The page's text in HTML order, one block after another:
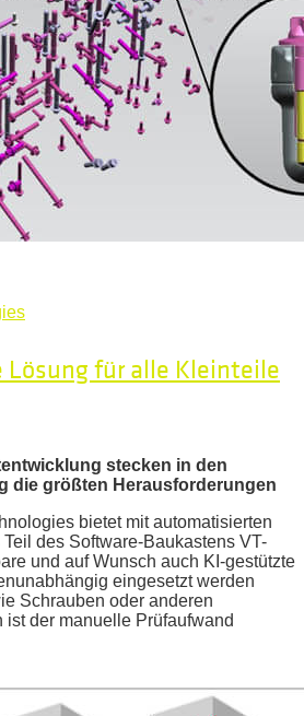
für alle Kleinteile
stecken in den
die größten Herausforderungen
bietet mit automatisierten
des Software-Baukastens VT-
und auf Wunsch auch KI-gestützte
eingesetzt werden
Schrauben oder anderen
der manuelle Prüfaufwand